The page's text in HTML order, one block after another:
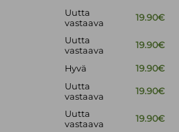
Uutta
vastaava
19.90€
Uutta
vastaava
19.90€
Hyvä 19.90€
Uutta
vastaava
19.90€
Uutta
vastaava
19.90€